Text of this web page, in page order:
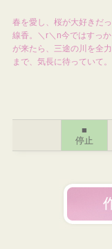
春を愛し、桜が大好きだ
線香。＼r＼n今ではすっ
が来たら、三途の川を全
まで、気長に待っていて
■
停止